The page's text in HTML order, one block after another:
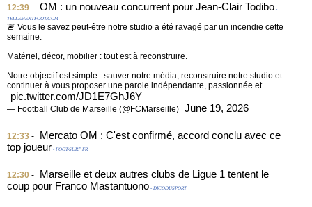
12:39 - OM : un nouveau concurrent pour Jean-Clair Todibo -
TELLEMENTFOOT.COM
🚨 Vous le savez peut-être notre studio a été ravagé par un incendie cette
semaine.
Matériel, décor, mobilier : tout est à reconstruire.
Notre objectif est simple : sauver notre média, reconstruire notre studio et
continuer à vous proposer une parole indépendante, passionnée et…
pic.twitter.com/JD1E7GhJ6Y
— Football Club de Marseille (@FCMarseille) June 19, 2026
12:33 -
Mercato OM : C'est confirmé, accord conclu avec ce
top joueur - FOOT-SUR7.FR
12:30 -
Marseille et deux autres clubs de Ligue 1 tentent le
coup pour Franco Mastantuono - DICODUSPORT